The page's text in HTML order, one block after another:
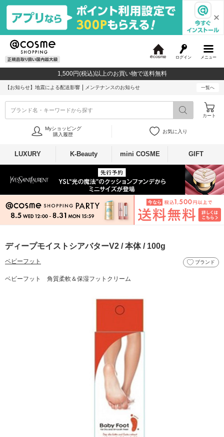
メニュー
ログイン
c
o
1,500円(税込)以上のお買い物で送料無料
【お知らせ】 地震による配送影響 メンテナンスのお知らせ 一覧へ
ブランド名・キーワードから探す
カート
Myショッピング
購入履歴
お気に入り
LUXURY K-Beauty mini COSME GIFT
ディープモイストシアバターV2 / 本体 / 100g
ベビーフット ブランド
ベビーフット 角質柔軟＆保湿フットクリーム